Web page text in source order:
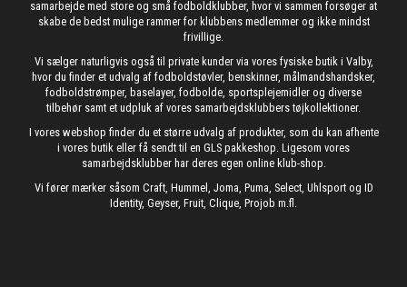
samarbejde med store og små fodboldklubber, hvor vi sammen forsøger at
skabe de bedst mulige rammer for klubbens medlemmer og ikke mindst
frivillige.
Vi sælger naturligvis også til private kunder via vores fysiske butik i Valby,
hvor du finder et udvalg af fodboldstøvler, benskinner, målmandshandsker,
fodboldstrømper, baselayer, fodbolde, sportsplejemidler og diverse
tilbehør samt et udpluk af vores samarbejdsklubbers tøjkollektioner.
I vores webshop finder du et større udvalg af produkter, som du kan afhente
i vores butik eller få sendt til en GLS pakkeshop. Ligesom vores
samarbejdsklubber har deres egen online klub-shop.
Vi fører mærker såsom Craft, Hummel, Joma, Puma, Select, Uhlsport og ID
Identity, Geyser, Fruit, Clique, Projob m.fl.